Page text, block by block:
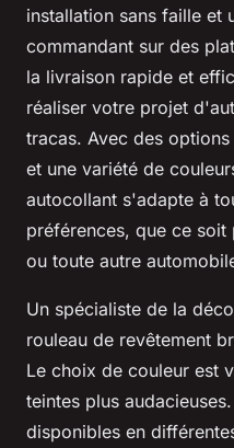
installation sans faille et
commandant sur des
la livraison rapide et
réaliser votre projet
tracas. Avec des
et une variété de
autocollant s'adapte à
préférences, que ce
ou toute autre
Un spécialiste de la
rouleau de revêtement
Le choix de couleur est
teintes plus
disponibles en